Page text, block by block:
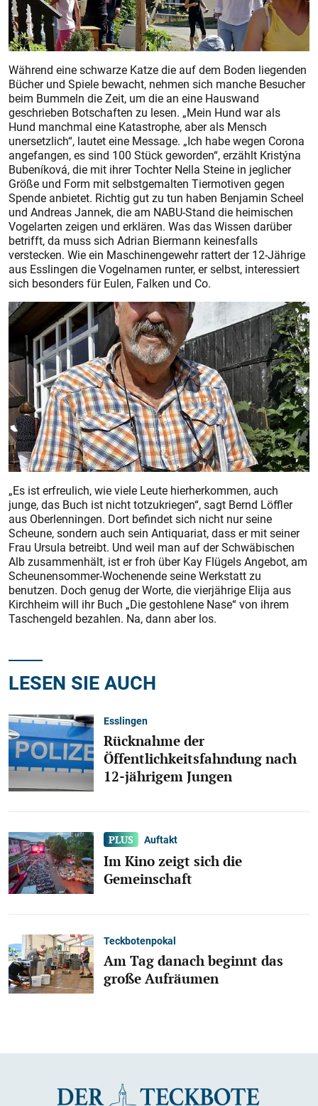
Während eine schwarze Katze die auf dem Boden liegenden
Bücher und Spiele bewacht, nehmen sich manche Besucher
beim Bummeln die Zeit, um die an eine Hauswand
geschrieben Botschaften zu lesen. „Mein Hund war als
Hund manchmal eine Katastrophe, aber als Mensch
unersetzlich“, lautet eine Message. „Ich habe wegen Corona
angefangen, es sind 100 Stück geworden“, erzählt Kristýna
Bubeníková, die mit ihrer Tochter Nella Steine in jeglicher
Größe und Form mit selbstgemalten Tiermotiven gegen
Spende anbietet. Richtig gut zu tun haben Benjamin Scheel
und Andreas Jannek, die am NABU-Stand die heimischen
Vogelarten zeigen und erklären. Was das Wissen darüber
betrifft, da muss sich Adrian Biermann keinesfalls
verstecken. Wie ein Maschinengewehr rattert der 12-Jährige
aus Esslingen die Vogelnamen runter, er selbst, interessiert
sich besonders für Eulen, Falken und Co.
„Es ist erfreulich, wie viele Leute hierherkommen, auch
junge, das Buch ist nicht totzukriegen“, sagt Bernd Löffler
aus Oberlenningen. Dort befindet sich nicht nur seine
Scheune, sondern auch sein Antiquariat, dass er mit seiner
Frau Ursula betreibt. Und weil man auf der Schwäbischen
Alb zusammenhält, ist er froh über Kay Flügels Angebot, am
Scheunensommer-Wochenende seine Werkstatt zu
benutzen. Doch genug der Worte, die vierjährige Elija aus
Kirchheim will ihr Buch „Die gestohlene Nase“ von ihrem
Taschengeld bezahlen. Na, dann aber los.
LESEN SIE AUCH
Esslingen
Rücknahme der
Öffentlichkeitsfahndung nach
12-jährigem Jungen
Auftakt
Im Kino zeigt sich die
Gemeinschaft
Teckbotenpokal
Am Tag danach beginnt das
große Aufräumen